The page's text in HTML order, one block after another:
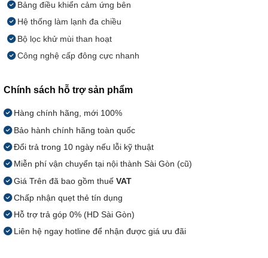
Bảng điều khiển cảm ứng bên
Hệ thống làm lạnh đa chiều
Bộ lọc khử mùi than hoạt
Công nghệ cấp đông cực nhanh
Chính sách hỗ trợ sản phẩm
Hàng chính hãng, mới 100%
Bảo hành chính hãng toàn quốc
Đổi trả trong 10 ngày nếu lỗi kỹ thuật
Miễn phí vận chuyển tại nội thành Sài Gòn (cũ)
Giá Trên đã bao gồm thuế VAT
Chấp nhận quẹt thẻ tín dụng
Hỗ trợ trả góp 0% (HD Sài Gòn)
Liên hệ ngay hotline để nhận được giá ưu đãi